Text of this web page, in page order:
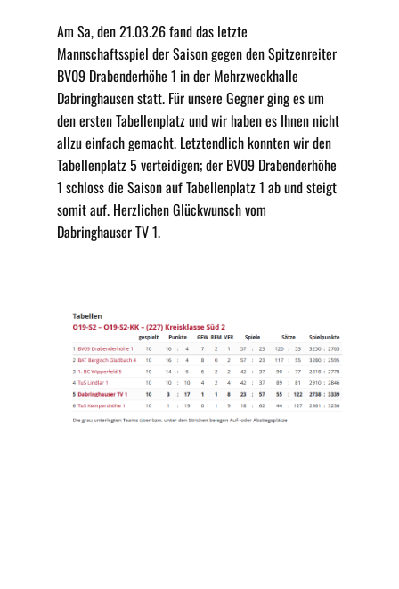
Am Sa, den 21.03.26 fand das letzte
Mannschaftsspiel der Saison gegen den Spitzenreiter
BV09 Drabenderhöhe 1 in der Mehrzweckhalle
Dabringhausen statt. Für unsere Gegner ging es um
den ersten Tabellenplatz und wir haben es Ihnen nicht
allzu einfach gemacht. Letztendlich konnten wir den
Tabellenplatz 5 verteidigen; der BV09 Drabenderhöhe
1 schloss die Saison auf Tabellenplatz 1 ab und steigt
somit auf. Herzlichen Glückwunsch vom
Dabringhauser TV 1.